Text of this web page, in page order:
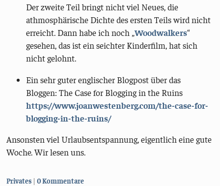
Der zweite Teil bringt nicht viel Neues, die
athmosphärische Dichte des ersten Teils wird nicht
erreicht. Dann habe ich noch „Woodwalkers“
gesehen, das ist ein seichter Kinderfilm, hat sich
nicht gelohnt.
Ein sehr guter englischer Blogpost über das
Bloggen: The Case for Blogging in the Ruins
https://www.joanwestenberg.com/the-case-for-
blogging-in-the-ruins/
Ansonsten viel Urlaubsentspannung, eigentlich eine gute
Woche. Wir lesen uns.
Kategorien:
Privates 0 Kommentare